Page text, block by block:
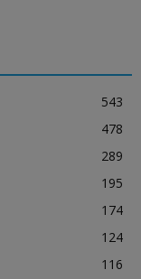
543
478
289
195
174
124
116